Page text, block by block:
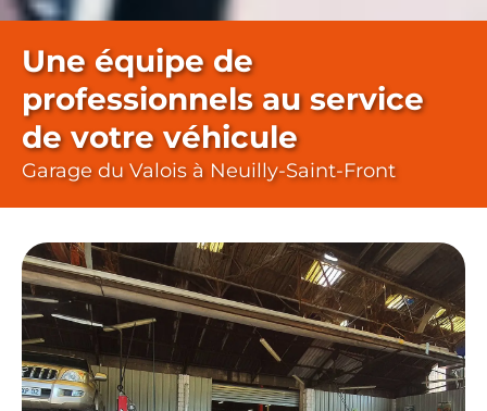
Garage du Valois à Neuilly-Saint-Front
Une équipe de
professionnels au service
de votre véhicule